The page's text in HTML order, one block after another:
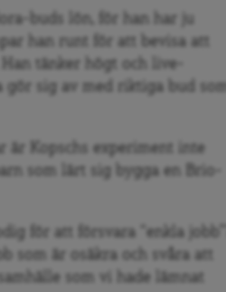
buds l n, f
ör han har ju
han runt för att bevisa att
tänker högt och live-
gör sig av med riktiga bud som
är Kopsch
s experiment inte
som lärt sig bygga en Brio-
för att försvara
enkla jobb”?
som är os äkra och sv åra att
som vi hade lämnat